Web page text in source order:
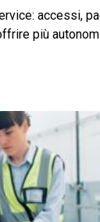
accessi,
più